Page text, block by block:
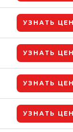
УЗНАТЬ
УЗНАТЬ
УЗНАТЬ
УЗНАТЬ